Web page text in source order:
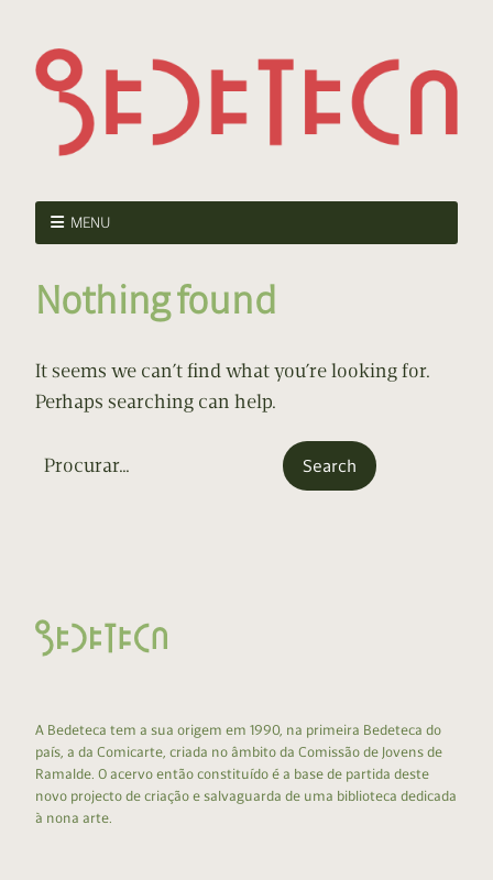
MENU
Nothing found
It seems we can’t find what you’re looking for.
Perhaps searching can help.
A Bedeteca tem a sua origem em 1990, na primeira Bedeteca do
país, a da Comicarte, criada no âmbito da Comissão de Jovens de
Ramalde. O acervo então constituído é a base de partida deste
novo projecto de criação e salvaguarda de uma biblioteca dedicada
à nona arte.